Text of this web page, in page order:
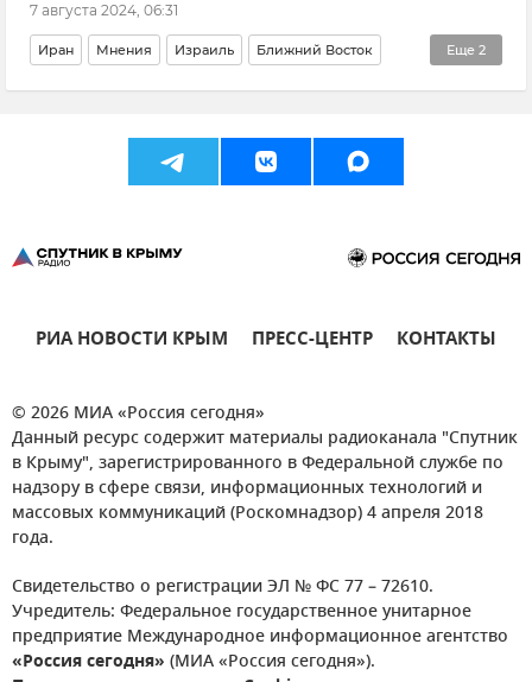
7 августа 2024, 06:31
Еще 2
Иран Мнения Израиль Ближний Восток
Политика В мире
РИА НОВОСТИ КРЫМ ПРЕСС-ЦЕНТР КОНТАКТЫ
© 2026 МИА «Россия сегодня»
Данный ресурс содержит материалы радиоканала "Спутник
в Крыму", зарегистрированного в Федеральной службе по
надзору в сфере связи, информационных технологий и
массовых коммуникаций (Роскомнадзор) 4 апреля 2018
года.
Свидетельство о регистрации ЭЛ № ФС 77 – 72610.
Учредитель: Федеральное государственное унитарное
предприятие Международное информационное агентство
«Россия сегодня» (МИА «Россия сегодня»).